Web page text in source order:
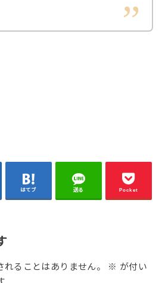
はてブ 送る Pocket
ることはありません。 ※ が付い